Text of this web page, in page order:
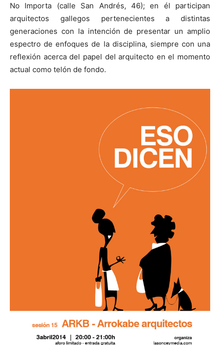
No Importa (calle San Andrés, 46); en él participan
arquitectos gallegos pertenecientes a distintas
generaciones con la intención de presentar un amplio
espectro de enfoques de la disciplina, siempre con una
reflexión acerca del papel del arquitecto en el momento
actual como telón de fondo.